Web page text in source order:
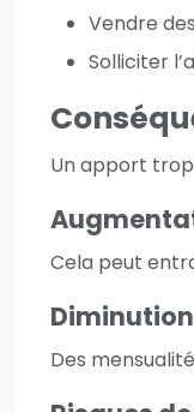
Vendre
Solliciter
Un apport
Cela peut
Des